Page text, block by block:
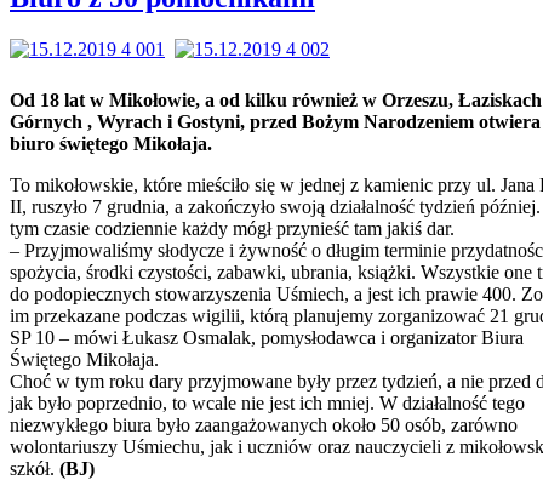
Od 18 lat w Mikołowie, a od kilku również w Orzeszu, Łaziskach
Górnych , Wyrach i Gostyni, przed Bożym Narodzeniem otwiera
biuro świętego Mikołaja.
To mikołowskie, które mieściło się w jednej z kamienic przy ul. Jana
II, ruszyło 7 grudnia, a zakończyło swoją działalność tydzień
tym czasie codziennie każdy mógł przynieść tam jakiś dar.
– Przyjmowaliśmy słodycze i żywność o długim terminie
spożycia, środki czystości, zabawki, ubrania, książki. Wszystkie one
do podopiecznych stowarzyszenia Uśmiech, a jest ich prawie 400.
im przekazane podczas wigilii, którą planujemy zorganizować 21
SP 10 – mówi Łukasz Osmalak, pomysłodawca i organizator Biura
Świętego Mikołaja.
Choć w tym roku dary przyjmowane były przez tydzień, a nie przed
jak było poprzednio, to wcale nie jest ich mniej. W działalność tego
niezwykłego biura było zaangażowanych około 50 osób, zarówno
wolontariuszy Uśmiechu, jak i uczniów oraz nauczycieli z
szkół. (BJ)